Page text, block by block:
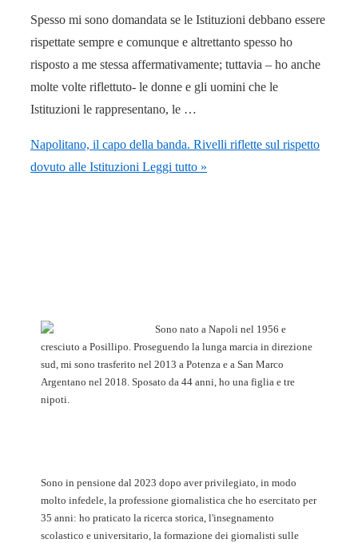
Spesso mi sono domandata se le Istituzioni debbano essere
rispettate sempre e comunque e altrettanto spesso ho
risposto a me stessa affermativamente; tuttavia – ho anche
molte volte riflettuto- le donne e gli uomini che le
Istituzioni le rappresentano, le …
Napolitano, il capo della banda. Rivelli riflette sul rispetto
dovuto alle Istituzioni Leggi tutto »
Sono nato a Napoli nel 1956 e
cresciuto a Posillipo. Proseguendo la lunga marcia in direzione
sud, mi sono trasferito nel 2013 a Potenza e a San Marco
Argentano nel 2018. Sposato da 44 anni, ho una figlia e tre
nipoti.
Sono in pensione dal 2023 dopo aver privilegiato, in modo
molto infedele, la professione giornalistica che ho esercitato per
35 anni: ho praticato la ricerca storica, l'insegnamento
scolastico e universitario, la formazione dei giornalisti sulle